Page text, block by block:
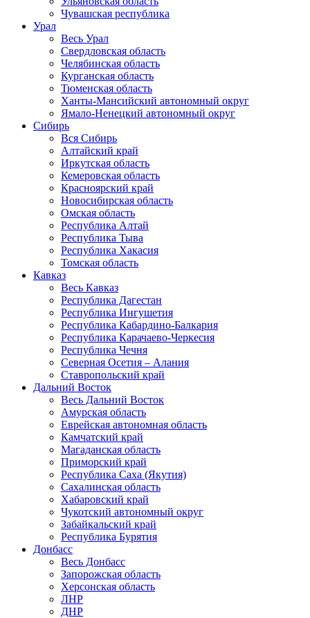
Чувашская республика
Урал
Весь Урал
Свердловская область
Челябинская область
Курганская область
Тюменская область
Ханты-Мансийский автономный округ
Ямало-Ненецкий автономный округ
Сибирь
Вся Сибирь
Алтайский край
Иркутская область
Кемеровская область
Красноярский край
Новосибирская область
Омская область
Республика Алтай
Республика Тыва
Республика Хакасия
Томская область
Кавказ
Весь Кавказ
Республика Дагестан
Республика Ингушетия
Республика Кабардино-Балкария
Республика Карачаево-Черкесия
Республика Чечня
Северная Осетия – Алания
Ставропольский край
Дальний Восток
Весь Дальний Восток
Амурская область
Еврейская автономная область
Камчатский край
Магаданская область
Приморский край
Республика Саха (Якутия)
Сахалинская область
Хабаровский край
Чукотский автономный округ
Забайкальский край
Республика Бурятия
Донбасс
Весь Донбасс
Запорожская область
Херсонская область
ЛНР
ДНР